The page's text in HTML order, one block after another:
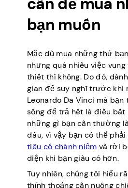
bạn muốn
Mặc dù mua những thứ
nhưng quá nhiều việc
thiết thì không. Do đó,
gian để suy nghĩ trước khi
Leonardo Da Vinci mà bạn
sống để trả hết là điều
những gì bạn cần thường
đầu, vì vậy bạn có thể
tiêu có chánh niệm và rời
diện khi bạn giàu có hơn.
Tuy nhiên, chúng tôi hiểu
thỉnh thoảng cần nuông